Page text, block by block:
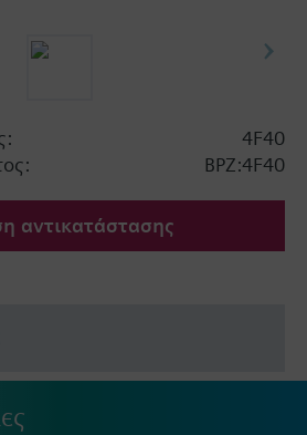
4F40
BPZ:4F40
αντικατάστασης